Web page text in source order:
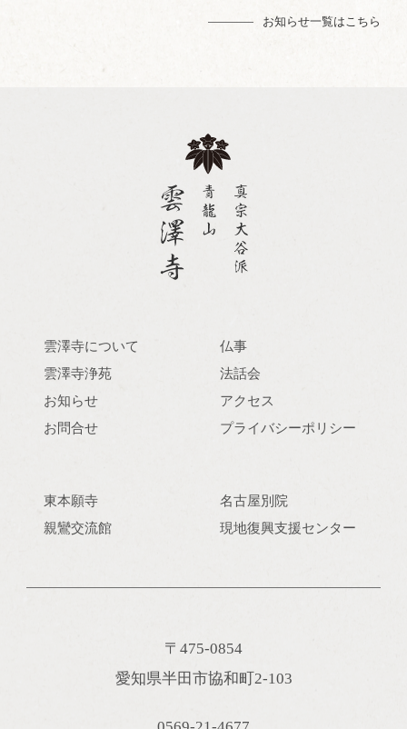
お知らせ一覧はこちら
雲澤寺について
仏事
雲澤寺浄苑
法話会
お知らせ
アクセス
お問合せ
プライバシーポリシー
東本願寺
名古屋別院
親鸞交流館
現地復興支援センター
〒475-0854
愛知県半田市協和町2-103